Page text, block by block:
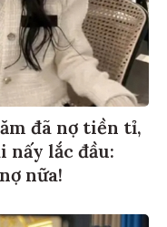
đã nợ tiền tỉ,
nấy lắc đầu:
nữa!